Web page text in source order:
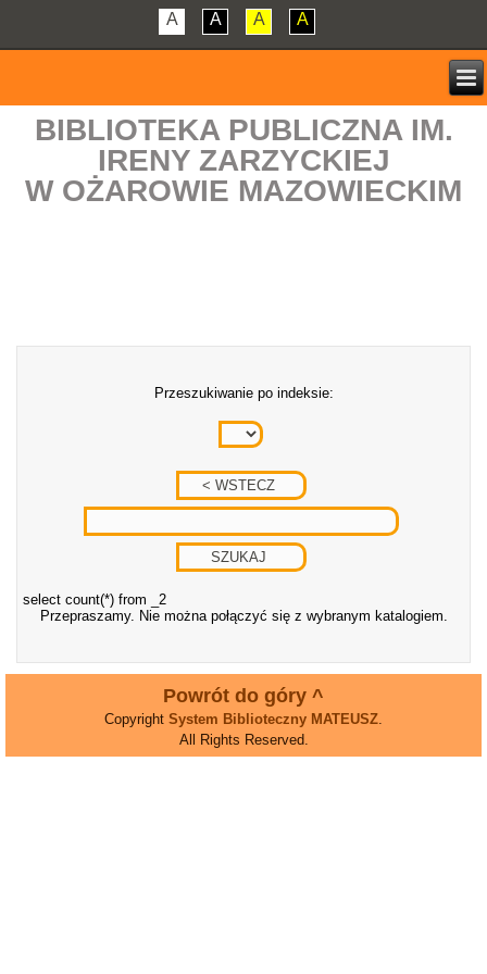
A A A A
BIBLIOTEKA PUBLICZNA IM.
IRENY ZARZYCKIEJ
W OŻAROWIE MAZOWIECKIM
Przeszukiwanie po indeksie:
select count(*) from _2
Przepraszamy. Nie można połączyć się z wybranym katalogiem.
Powrót do góry ^
Copyright System Biblioteczny MATEUSZ
All Rights Reserved.